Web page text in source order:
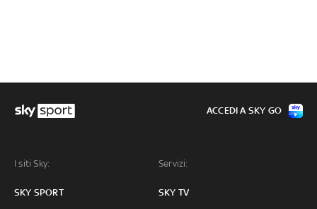
I siti Sky:
SKY SPORT
Servizi:
SKY TV
ACCEDI A SKY GO